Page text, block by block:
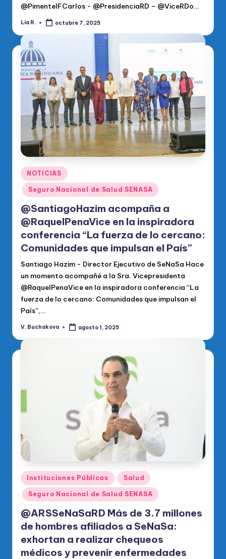
@PimentelFCarlos - @PresidenciaRD – @ViceRDo…
Publicado
Lia R. octubre 7, 2025
Publicado
en
NOTICIAS
Seguro Nacional de Salud SENASA
@SantiagoHazim acompaña a
@RaquelPenaVice en la inspiradora
conferencia “La fuerza de lo cercano:
Comunidades que impulsan el País”
Santiago Hazim - Director Ejecutivo de SeNaSa Hace
un momento acompañé a la Sra. Vicepresidenta
@RaquelPenaVice en la inspiradora conferencia “La
fuerza de lo cercano: Comunidades que impulsan el
País”,…
Publicado
V. Buchakova agosto 1, 2025
Publicado
en
Instituciones Públicas Salud
Seguro Nacional de Salud SENASA
@ARSSeNaSaRD Más de 3.7 millones
de hombres afiliados a SeNaSa:
exhortan a realizar chequeos
médicos y prevenir enfermedades